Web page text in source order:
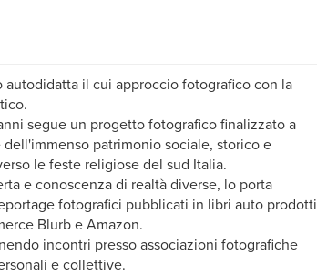
il cui approccio fotografico con la
segue un progetto fotografico finalizzato a
patrimonio sociale, storico e
le feste religiose del sud Italia.
e conoscenza di realtà diverse, lo porta
fotografici pubblicati in libri auto prodotti
Blurb e Amazon.
incontri presso associazioni fotografiche
e collettive.